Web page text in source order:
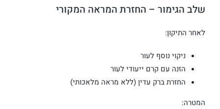
שלב הגימור – החזרת המראה המקורי
לאחר התיקון:
ניקוי נוסף לעור
הזנה עם קרם ייעודי לעור
החזרת ברק עדין (ללא מראה מלאכותי)
המטרה: